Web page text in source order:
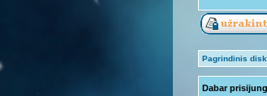
Pagrindinis
Dabar